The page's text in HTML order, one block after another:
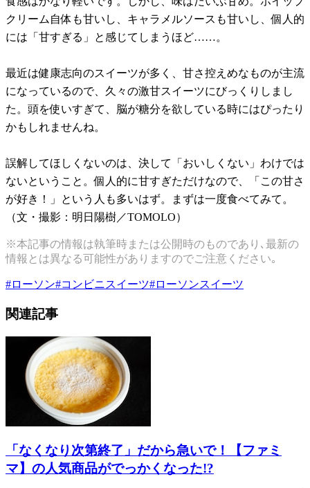
クリーム自体も甘いし、キャラメルソースも甘いし、個人的
には「甘すぎる」と感じてしまうほど……。
最近は健康志向のスイーツが多く、甘さ控えめなものが主流
になっているので、久々の激甘スイーツにびっくりしまし
た。頭を使いすぎて、脳が糖分を欲している時にはぴったり
かもしれませんね。
誤解してほしくないのは、決して「おいしくない」わけでは
ないということ。個人的に甘すぎただけなので、「この甘さ
が好き！」という人も多いはず。まずは一度食べてみて。
（文・撮影：明日陽樹／TOMOLO）
※本記事の情報は執筆時または公開時のものであり､最新の
情報とは異なる可能性がありますのでご注意ください｡
#ローソン#コンビニスイーツ#ローソンスイーツ
関連記事
「なくなり次第終了」だから急いで！【ファミ
マ】の人気商品がでっかくなった!?